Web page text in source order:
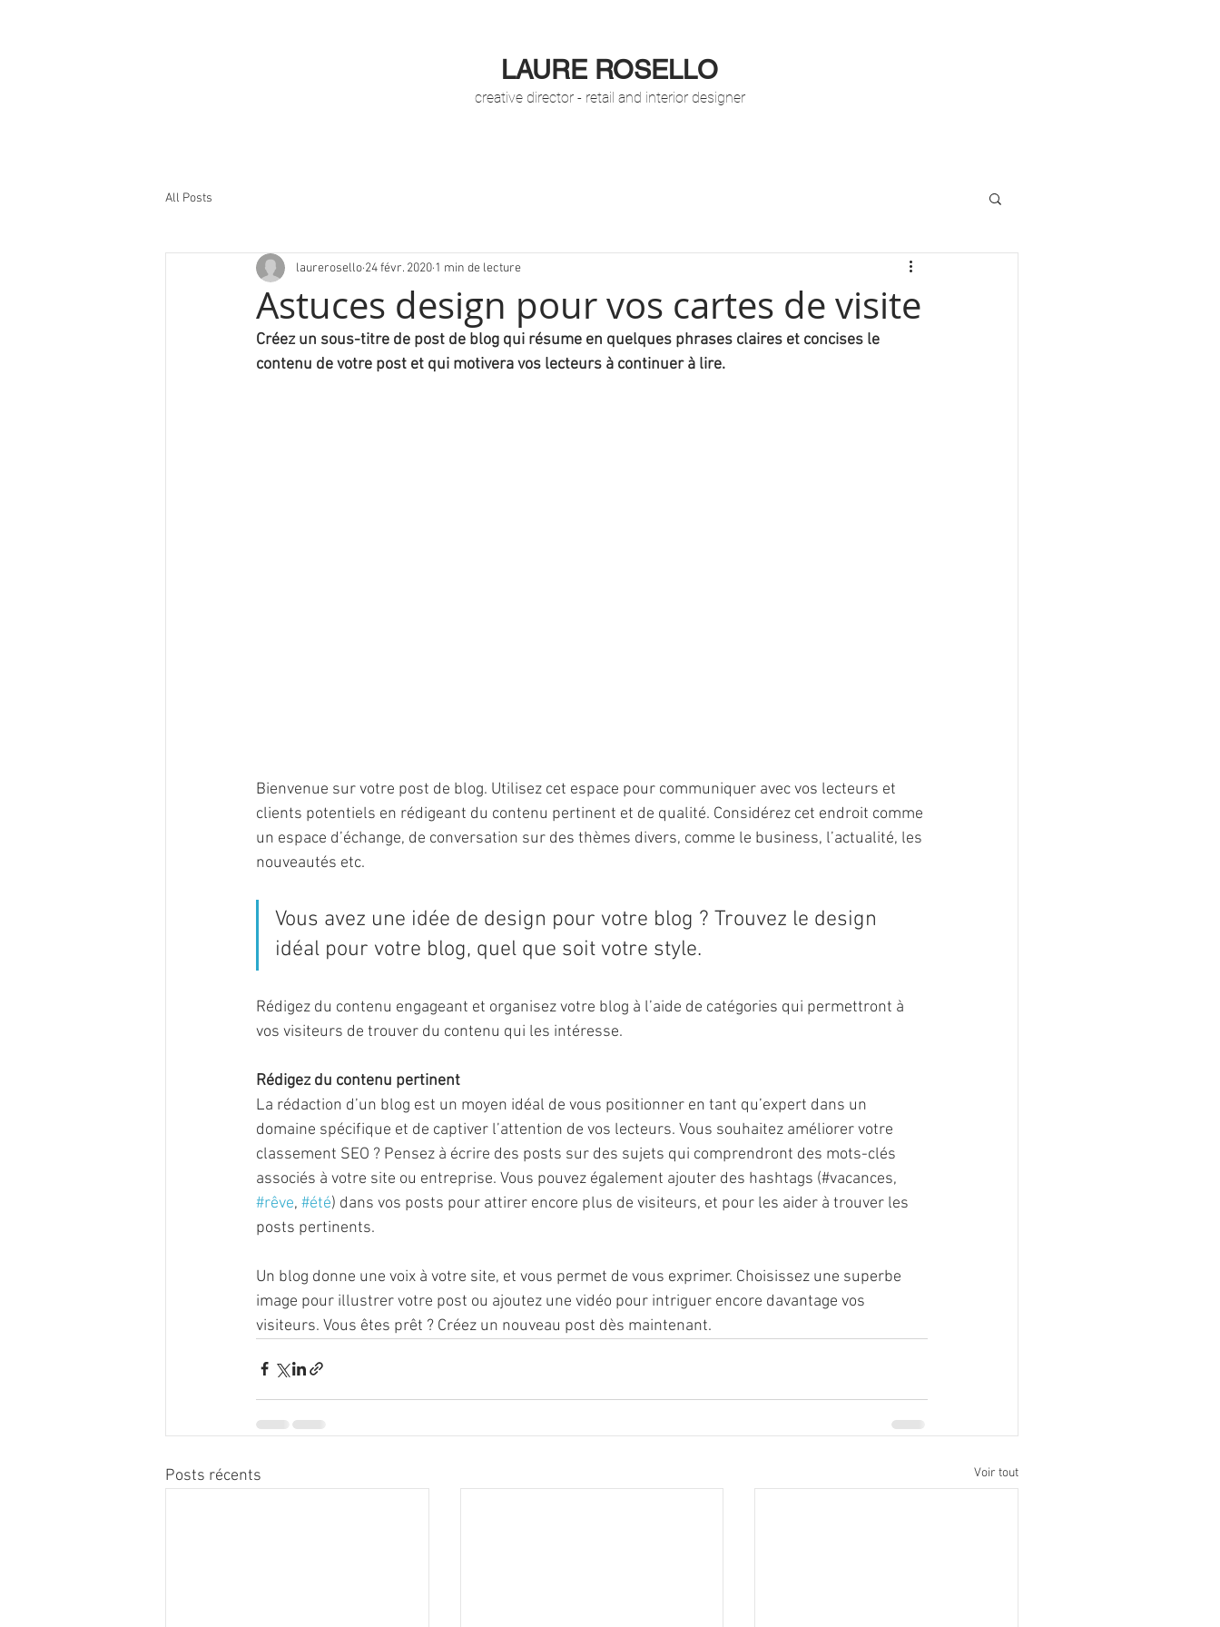
LAURE ROSELLO
creative director - retail and interior designer
All Posts
Astuces design pour vos cartes de visite
laurerosello 24 févr. 2020 1 min de lecture
Créez un sous-titre de post de blog qui résume en quelques phrases claires et concises le
contenu de votre post et qui motivera vos lecteurs à continuer à lire.
Bienvenue sur votre post de blog. Utilisez cet espace pour communiquer avec vos lecteurs et
clients potentiels en rédigeant du contenu pertinent et de qualité. Considérez cet endroit comme
un espace d’échange, de conversation sur des thèmes divers, comme le business, l’actualité, les
nouveautés etc.
Vous avez une idée de design pour votre blog ? Trouvez le design
idéal pour votre blog, quel que soit votre style.
Rédigez du contenu engageant et organisez votre blog à l’aide de catégories qui permettront à
vos visiteurs de trouver du contenu qui les intéresse.
Rédigez du contenu pertinent
La rédaction d’un blog est un moyen idéal de vous positionner en tant qu’expert dans un
domaine spécifique et de captiver l’attention de vos lecteurs. Vous souhaitez améliorer votre
classement SEO ? Pensez à écrire des posts sur des sujets qui comprendront des mots-clés
associés à votre site ou entreprise. Vous pouvez également ajouter des hashtags (#vacances,
#rêve, #été) dans vos posts pour attirer encore plus de visiteurs, et pour les aider à trouver les
posts pertinents.
Un blog donne une voix à votre site, et vous permet de vous exprimer. Choisissez une superbe
image pour illustrer votre post ou ajoutez une vidéo pour intriguer encore davantage vos
visiteurs. Vous êtes prêt ? Créez un nouveau post dès maintenant.
Posts récents Voir tout